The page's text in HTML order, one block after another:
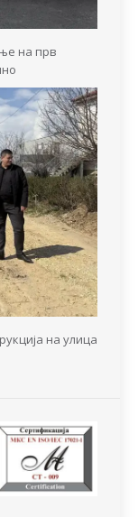
на прв
на улица